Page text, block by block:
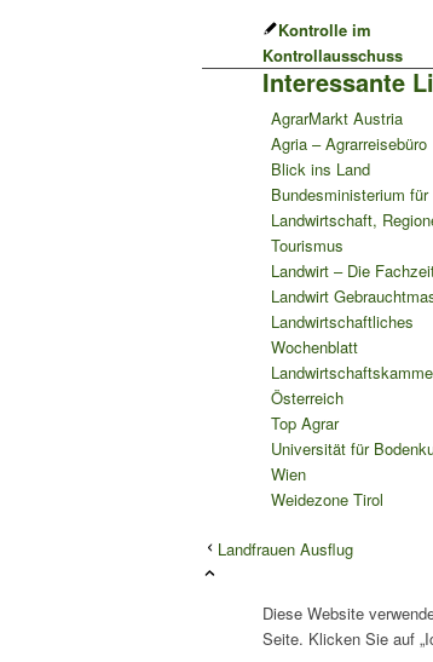
Kontrolle im
Kontrollausschuss
Interessante
AgrarMarkt Austria
Agria – Agrarreisebüro
Blick ins Land
Bundesministerium für
Landwirtschaft,
Tourismus
Landwirt – Die
Landwirt
Landwirtschaftliches
Wochenblatt
Österreich
Top Agrar
Universität für
Wien
Weidezone Tirol
Landfrauen Ausflug
Diese Website
Seite. Klicken Sie auf